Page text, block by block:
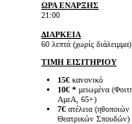
ΩΡΑ ΕΝΑΡΞΗΣ
21:00
ΔΙΑΡΚΕΙΑ
60 λεπτά (χωρίς διάλειμμα)
ΤΙΜΗ ΕΙΣΙΤΗΡΙΟΥ
15€ κανονικό
10€ * μειωμένα
ΑμεΑ, 65+)
7€ ατέλεια
Θεατρικών Σπουδών)